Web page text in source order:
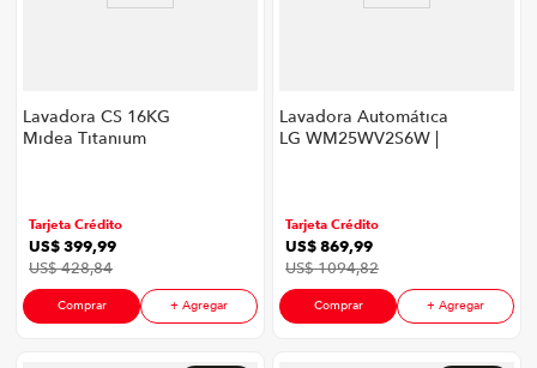
Lavadora CS 16KG
Midea Titanium
Tarjeta Crédito
US$399,99
US$428,84
Comprar + Agregar
Lavadora Automática
LG WM25WV2S6W |
Tarjeta Crédito
US$869,99
US$1094,82
Comprar + Agregar